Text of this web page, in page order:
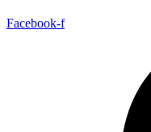
Facebook-f